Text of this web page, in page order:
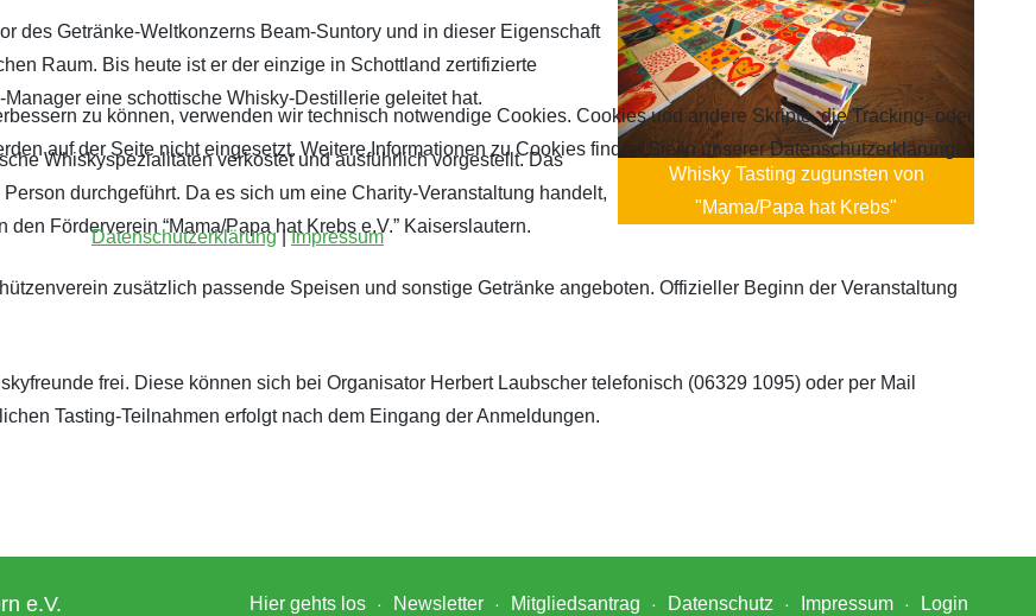
Whisky Tasting zugunsten von
"Mama/Papa hat Krebs"
des Getränke-Weltkonzerns Beam-Suntory und in dieser Eigenschaft
Raum. Bis heute ist er der einzige in Schottland zertifizierte
eine schottische Whisky-Destillerie geleitet hat.
Whiskyspezialitäten verkostet und ausführlich vorgestellt. Das
durchgeführt. Da es sich um eine Charity-Veranstaltung handelt,
Förderverein “Mama/Papa hat Krebs e.V.” Kaiserslautern.
zusätzlich passende Speisen und sonstige Getränke angeboten. Offizieller Beginn der Veranstaltung
frei. Diese können sich bei Organisator Herbert Laubscher telefonisch (06329 1095) oder per Mail
Tasting-Teilnahmen erfolgt nach dem Eingang der Anmeldungen.
e.V. Hier gehts los Newsletter Mitgliedsantrag Datenschutz Impressum Login
zu können, verwenden wir technisch notwendige Cookies. Cookies und andere Skripte, die Tracking- oder
auf der Seite nicht eingesetzt. Weitere Informationen zu Cookies finden Sie in unserer Datenschutzerklärung.
Datenschutzerklärung|Impressum